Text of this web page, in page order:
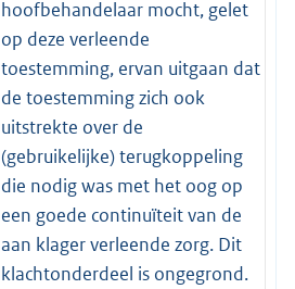
hoofbehandelaar mocht, gelet
op deze verleende
toestemming, ervan uitgaan dat
de toestemming zich ook
uitstrekte over de
(gebruikelijke) terugkoppeling
die nodig was met het oog op
een goede continuïteit van de
aan klager verleende zorg. Dit
klachtonderdeel is ongegrond.